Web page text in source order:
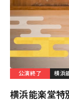
公演終了 横浜
横浜能楽堂特